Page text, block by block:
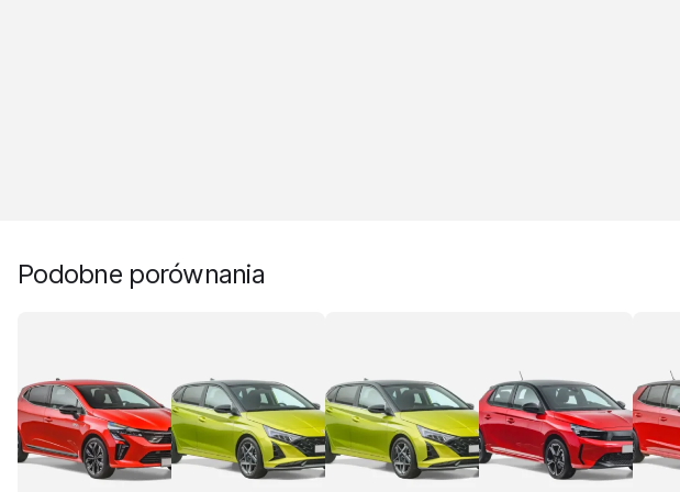
Podobne porównania